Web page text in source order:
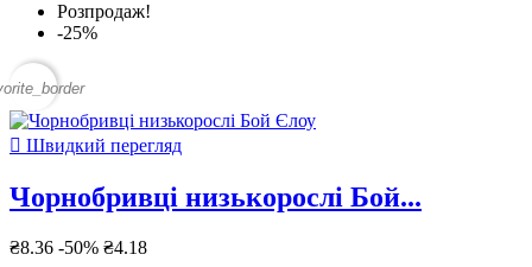
Розпродаж!
-25%
 Швидкий перегляд
Чорнобривці низькорослі Бой...
₴8.36 -50% ₴4.18